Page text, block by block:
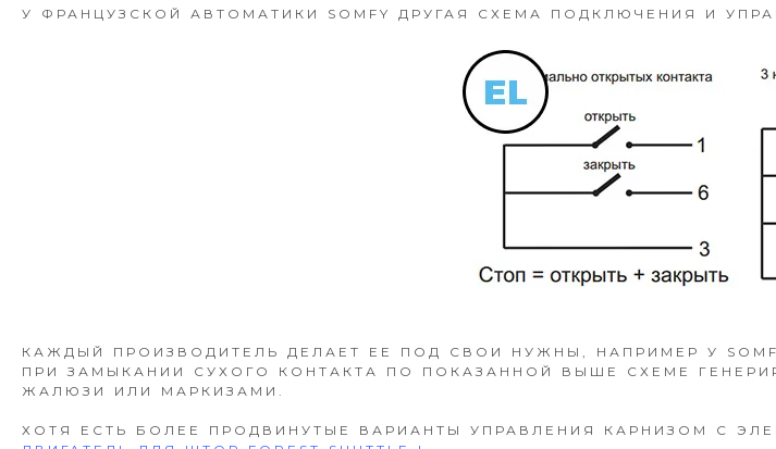
У ФРАНЦУЗСКОЙ АВТОМАТИКИ SOMFY ДРУГАЯ СХЕМА ПОДКЛЮЧЕНИЯ И
КАЖДЫЙ ПРОИЗВОДИТЕЛЬ ДЕЛАЕТ ЕЕ ПОД СВОИ НУЖНЫ, НАПРИМЕР У SOMFY
ПРИ ЗАМЫКАНИИ СУХОГО КОНТАКТА ПО ПОКАЗАННОЙ ВЫШЕ СХЕМЕ
ЖАЛЮЗИ ИЛИ МАРКИЗАМИ.
ХОТЯ ЕСТЬ БОЛЕЕ ПРОДВИНУТЫЕ ВАРИАНТЫ УПРАВЛЕНИЯ КАРНИЗОМ С